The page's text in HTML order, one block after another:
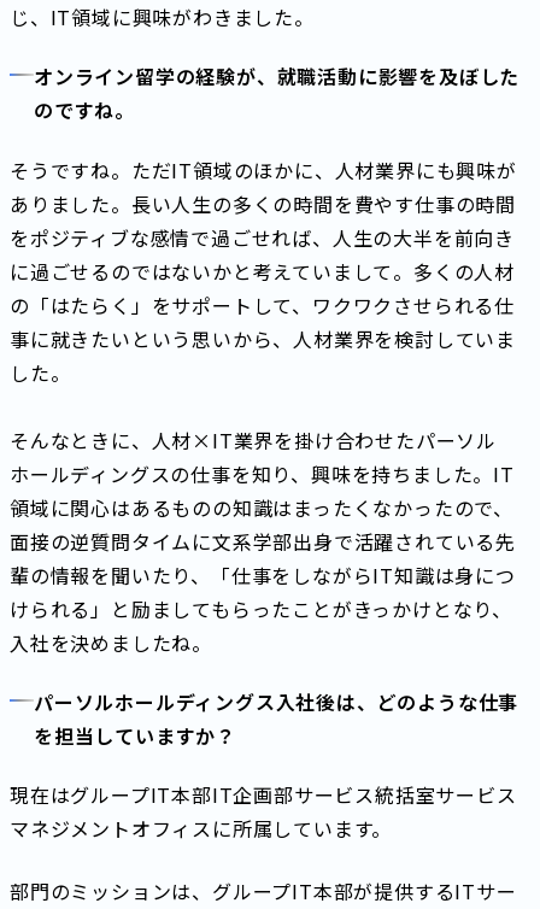
じ、IT領域に興味がわきました。
オンライン留学の経験が、就職活動に影響を及ぼした
のですね。
そうですね。ただIT領域のほかに、人材業界にも興味が
ありました。長い人生の多くの時間を費やす仕事の時間
をポジティブな感情で過ごせれば、人生の大半を前向き
に過ごせるのではないかと考えていまして。多くの人材
の「はたらく」をサポートして、ワクワクさせられる仕
事に就きたいという思いから、人材業界を検討していま
した。
そんなときに、人材×IT業界を掛け合わせたパーソル
ホールディングスの仕事を知り、興味を持ちました。IT
領域に関心はあるものの知識はまったくなかったので、
面接の逆質問タイムに文系学部出身で活躍されている先
輩の情報を聞いたり、「仕事をしながらIT知識は身につ
けられる」と励ましてもらったことがきっかけとなり、
入社を決めましたね。
パーソルホールディングス入社後は、どのような仕事
を担当していますか？
現在はグループIT本部IT企画部サービス統括室サービス
マネジメントオフィスに所属しています。
部門のミッションは、グループIT本部が提供するITサー